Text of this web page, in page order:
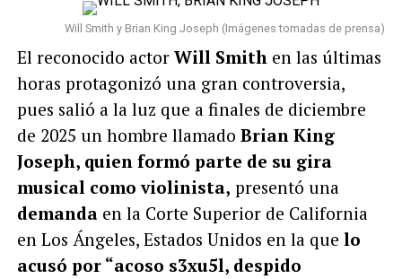
Will Smith y Brian King Joseph (Imágenes tomadas de prensa)
El reconocido actor Will Smithen las últimas
horas protagonizó una gran controversia,
pues salió a la luz que a finales de diciembre
de 2025 un hombre llamado Brian King
Joseph, quien formó parte de su gira
musical como violinista, presentó una
demandaen la Corte Superior de California
en Los Ángeles, Estados Unidos en la que lo
acusó por “acoso s3xu5l, despido